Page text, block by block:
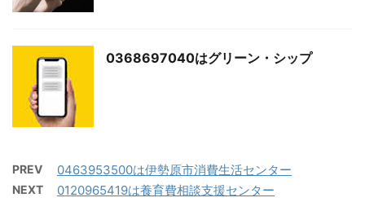
0368697040はグリーン・シップ
PREV 0463953500は伊勢原市消費生活センター
NEXT 0120965419は養育費相談支援センター